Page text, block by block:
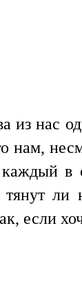
из нас
нам,
в
ли
если